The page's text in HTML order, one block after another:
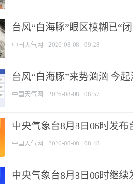
台风“白海豚”眼区模糊已“
中国天气网 2026-08-08 09:28
台风“白海豚”来势汹汹 今
中国天气网 2026-08-08 08:57
中央气象台8月8日06时发布
中国天气网 2026-08-08 08:48
中央气象台8月8日06时继